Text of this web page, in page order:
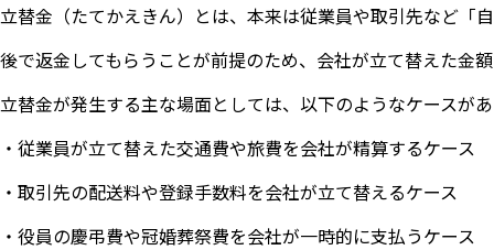
立替金（たてかえきん）とは、本来は従業員や取引先など「
後で返金してもらうことが前提のため、会社が立て替えた金
立替金が発生する主な場面としては、以下のようなケースが
・従業員が立て替えた交通費や旅費を会社が精算するケース
・取引先の配送料や登録手数料を会社が立て替えるケース
・役員の慶弔費や冠婚葬祭費を会社が一時的に支払うケース